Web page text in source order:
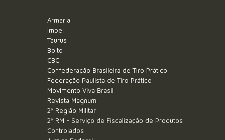
Armaria
Imbel
Taurus
Boito
CBC
Confederação Brasileira de Tiro Prático
Federação Paulista de Tiro Prático
Movimento Viva Brasil
Revista Magnum
2ª Região Militar
2ª RM - Serviço de Fiscalização de Produtos
Controlados